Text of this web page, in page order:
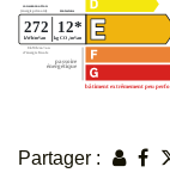
Partager :